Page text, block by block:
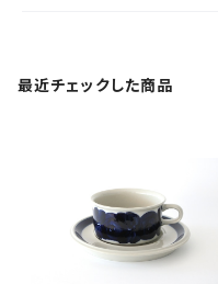
最近チェックした商品